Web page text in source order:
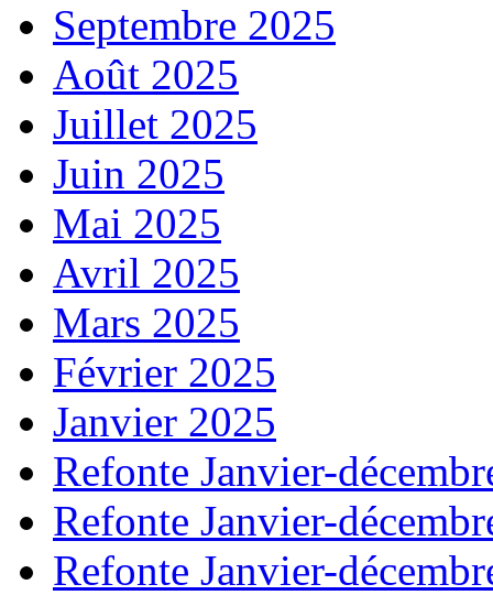
Septembre 2025
Août 2025
Juillet 2025
Juin 2025
Mai 2025
Avril 2025
Mars 2025
Février 2025
Janvier 2025
Refonte Janvier-
Refonte Janvier-
Refonte Janvier-